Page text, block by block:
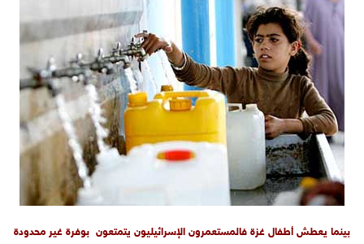
بينما يعطش أطفال غزة فالمستعمرون الإسرائيليون يتمتعون بوفرة غير محدودة